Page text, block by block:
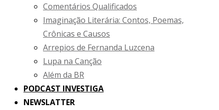
Comentários Qualificados
Imaginação Literária: Contos, Poemas,
Crônicas e Causos
Arrepios de Fernanda Luzcena
Lupa na Canção
Além da BR
PODCAST INVESTIGA
NEWSLATTER